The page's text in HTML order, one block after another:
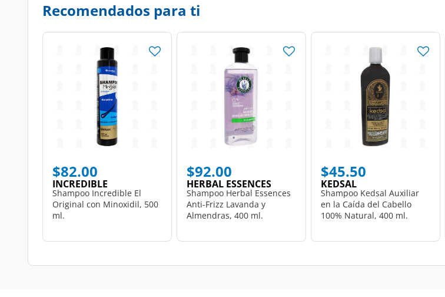
Recomendados para ti
$82.00
INCREDIBLE
Shampoo Incredible El
Original con Minoxidil, 500
ml.
$92.00
HERBAL ESSENCES
Shampoo Herbal Essences
Anti-Frizz Lavanda y
Almendras, 400 ml.
$45.50
KEDSAL
Shampoo Kedsal Auxiliar
en la Caída del Cabello
100% Natural, 400 ml.